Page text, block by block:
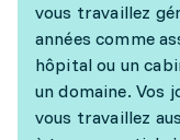
vous travaillez
années comme
hôpital ou un
un domaine. Vos
vous travaillez